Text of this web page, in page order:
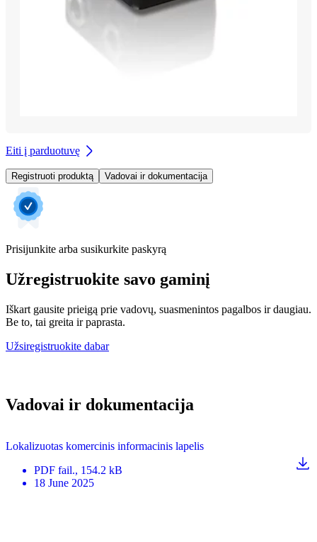
Eiti į parduotuvę
Registruoti produktą Vadovai ir dokumentacija
Prisijunkite arba susikurkite paskyrą
Užregistruokite savo gaminį
Iškart gausite prieigą prie vadovų, suasmenintos pagalbos ir daugiau.
Be to, tai greita ir paprasta.
Užsiregistruokite dabar
Vadovai ir dokumentacija
Lokalizuotas komercinis informacinis lapelis
PDF fail., 154.2 kB
18 June 2025